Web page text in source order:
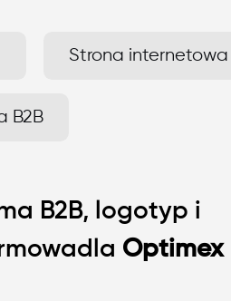
Strona internetowa
B2B
B2B, logotyp i
Optimex